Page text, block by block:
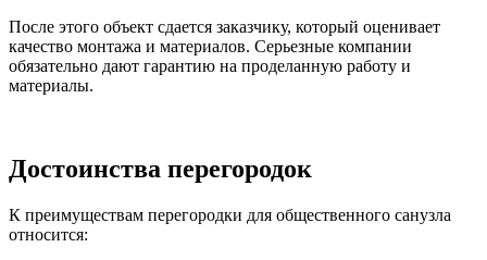
После этого объект сдается заказчику, который оценивает
качество монтажа и материалов. Серьезные компании
обязательно дают гарантию на проделанную работу и
материалы.
Достоинства перегородок
К преимуществам перегородки для общественного санузла
относится: